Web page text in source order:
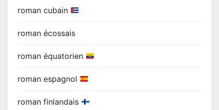
roman cubain
roman écossais
roman équatorien
roman espagnol
roman finlandais